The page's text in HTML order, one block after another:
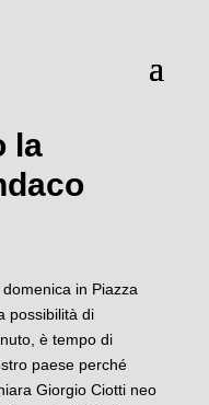
la
in Piazza
possibilità di
è tempo di
paese perché
Giorgio Ciotti neo